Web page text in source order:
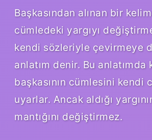
Başkasından alınan bir
cümledeki yargıyı
kendi sözleriyle çevirmeye
anlatım denir. Bu anlatımda
başkasının cümlesini kendi
uyarlar. Ancak aldığı
mantığını değiştirmez.